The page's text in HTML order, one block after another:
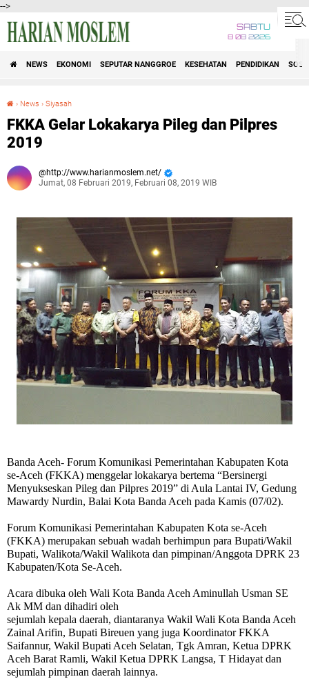
-->
SABTU
8 08 2026
NEWS EKONOMI SEPUTAR NANGGROE KESEHATAN PENDIDIKAN
› News › Siyasah
FKKA Gelar Lokakarya Pileg dan Pilpres
2019
http://www.harianmoslem.net/
Jumat, 08 Februari 2019, Februari 08, 2019 WIB
Banda Aceh- Forum Komunikasi Pemerintahan Kabupaten Kota
se-Aceh (FKKA) menggelar lokakarya bertema “Bersinergi
Menyukseskan Pileg dan Pilpres 2019” di Aula Lantai IV, Gedung
Mawardy Nurdin, Balai Kota Banda Aceh pada Kamis (07/02).
Forum Komunikasi Pemerintahan Kabupaten Kota se-Aceh
(FKKA) merupakan sebuah wadah berhimpun para Bupati/Wakil
Bupati, Walikota/Wakil Walikota dan pimpinan/Anggota DPRK 23
Kabupaten/Kota Se-Aceh.
Acara dibuka oleh Wali Kota Banda Aceh Aminullah Usman SE
Ak MM dan dihadiri oleh
sejumlah kepala daerah, diantaranya Wakil Wali Kota Banda Aceh
Zainal Arifin, Bupati Bireuen yang juga Koordinator FKKA
Saifannur, Wakil Bupati Aceh Selatan, Tgk Amran, Ketua DPRK
Aceh Barat Ramli, Wakil Ketua DPRK Langsa, T Hidayat dan
sejumlah pimpinan daerah lainnya.